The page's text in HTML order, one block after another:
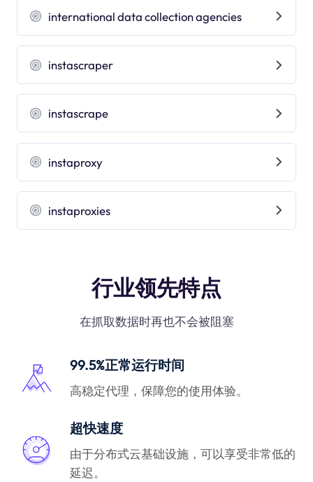
international data collection agencies
instascraper
instascrape
instaproxy
instaproxies
行业领先特点
在抓取数据时再也不会被阻塞
99.5%正常运行时间
高稳定代理，保障您的使用体验。
超快速度
由于分布式云基础设施，可以享受非常低的
延迟。